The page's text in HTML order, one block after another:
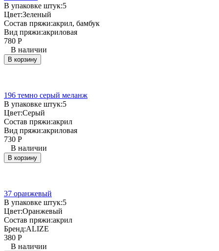
В упаковке штук:5
Цвет:Зеленый
Состав пряжи:акрил, бамбук
Вид пряжи:акриловая
780 Р
В наличии
В корзину
196 темно серый меланж
В упаковке штук:5
Цвет:Серый
Состав пряжи:акрил
Вид пряжи:акриловая
730 Р
В наличии
В корзину
37 оранжевый
В упаковке штук:5
Цвет:Оранжевый
Состав пряжи:акрил
Бренд:ALIZE
380 Р
В наличии